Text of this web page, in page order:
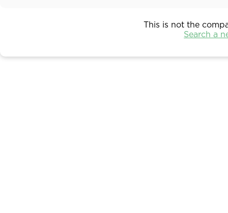
This is not the
Search a